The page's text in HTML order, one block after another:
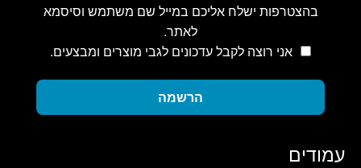
בהצטרפות ישלח אליכם במייל שם משתמש וסיסמא
לאתר.
אני רוצה לקבל עדכונים לגבי מוצרים ומבצעים.
הרשמה
עמודים